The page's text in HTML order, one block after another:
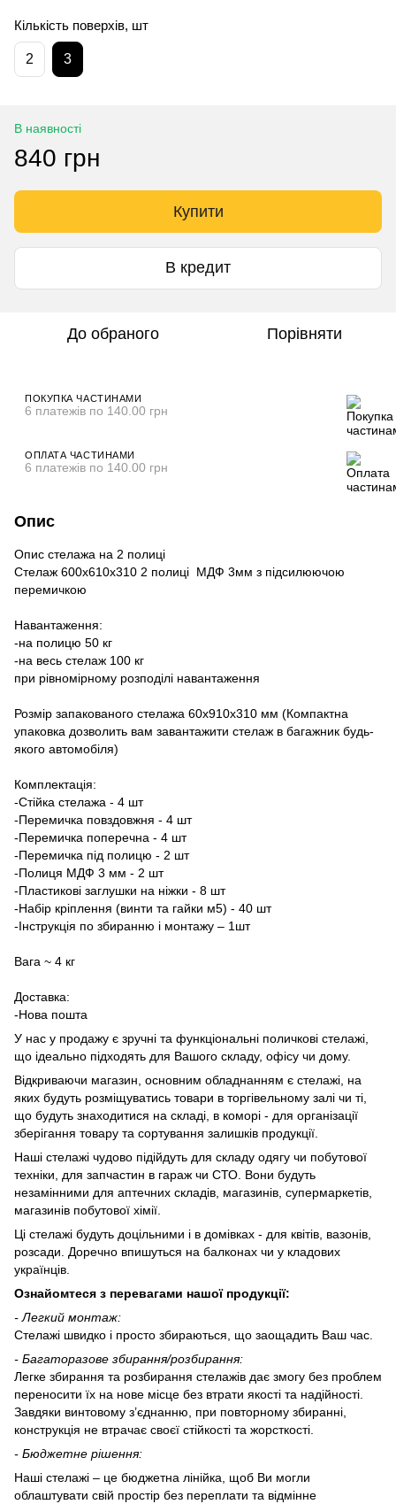
Кількість поверхів, шт
2 3
В наявності
840 грн
Купити
В кредит
До обраного Порівняти
ПОКУПКА ЧАСТИНАМИ
6 платежів по 140.00 грн
ОПЛАТА ЧАСТИНАМИ
6 платежів по 140.00 грн
Опис
Опис стелажа на 2 полиці
Стелаж 600х610х310 2 полиці МДФ 3мм з підсилюючою
перемичкою
Навантаження:
-на полицю 50 кг
-на весь стелаж 100 кг
при рівномірному розподілі навантаження
Розмір запакованого стелажа 60х910х310 мм (Компактна
упаковка дозволить вам завантажити стелаж в багажник будь-
якого автомобіля)
Комплектація:
-Стійка стелажа - 4 шт
-Перемичка повздовжня - 4 шт
-Перемичка поперечна - 4 шт
-Перемичка під полицю - 2 шт
-Полиця МДФ 3 мм - 2 шт
-Пластикові заглушки на ніжки - 8 шт
-Набір кріплення (винти та гайки м5) - 40 шт
-Інструкція по збиранню і монтажу – 1шт
Вага ~ 4 кг
Доставка:
-Нова пошта
У нас у продажу є зручні та функціональні поличкові стелажі,
що ідеально підходять для Вашого складу, офісу чи дому.
Відкриваючи магазин, основним обладнанням є стелажі, на
яких будуть розміщуватись товари в торгівельному залі чи ті,
що будуть знаходитися на складі, в коморі - для організації
зберігання товару та сортування залишків продукції.
Наші стелажі чудово підійдуть для складу одягу чи побутової
техніки, для запчастин в гараж чи СТО. Вони будуть
незамінними для аптечних складів, магазинів, супермаркетів,
магазинів побутової хімії.
Ці стелажі будуть доцільними і в домівках - для квітів, вазонів,
розсади. Доречно впишуться на балконах чи у кладових
українців.
Ознайомтеся з перевагами нашої продукції:
- Легкий монтаж:
Стелажі швидко і просто збираються, що заощадить Ваш час.
- Багаторазове збирання/розбирання:
Легке збирання та розбирання стелажів дає змогу без проблем
переносити їх на нове місце без втрати якості та надійності.
Завдяки винтовому з’єднанню, при повторному збиранні,
конструкція не втрачає своєї стійкості та жорсткості.
- Бюджетне рішення:
Наші стелажі – це бюджетна лінійка, щоб Ви могли
облаштувати свій простір без переплати та відмінне